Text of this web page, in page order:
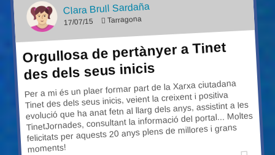
Clara Brull Sardaña
17/07/15 Tarragona
Orgullosa de pertànyer a Tinet
des dels seus inicis
Per a mi és un plaer formar part de la Xarxa ciutadana
Tinet des dels seus inicis, veient la creixent i positiva
evolució que ha anat fetn al llarg dels anys, assistint a les
TinetJornades, consultant la informació del portal... Moltes
felicitats per aquests 20 anys plens de millores i grans
moments!